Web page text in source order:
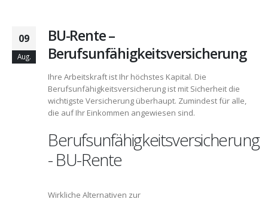
09
Aug.
BU-Rente –
Berufsunfähigkeitsversicherung
Ihre Arbeitskraft ist Ihr höchstes Kapital. Die
Berufsunfähigkeitsversicherung ist mit Sicherheit die
wichtigste Versicherung überhaupt. Zumindest für alle,
die auf Ihr Einkommen angewiesen sind.
Berufsunfähigkeitsversicherung
- BU-Rente
Wirkliche Alternativen zur